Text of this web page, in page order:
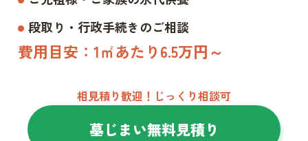
段取り・行政手続きのご相談
費用目安：1㎡あたり6.5万円～
相見積り歓迎！じっくり相談可
墓じまい無料見積り